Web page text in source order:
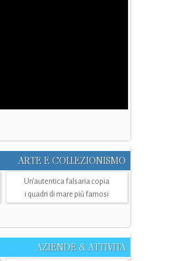
ARTE E COLLEZIONISMO
Un’autentica falsaria copia
i quadri di mare più famosi
AZIENDE & ATTIVITÀ